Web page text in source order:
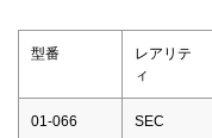
型番
レアリテ
ィ
01-066 SEC